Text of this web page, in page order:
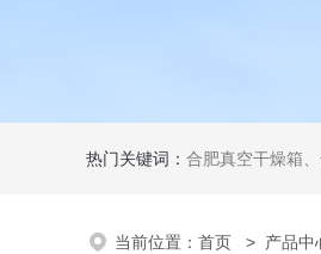
热门关键词： 合肥真空干燥箱、合肥
当前位置： 首页 > 产品中